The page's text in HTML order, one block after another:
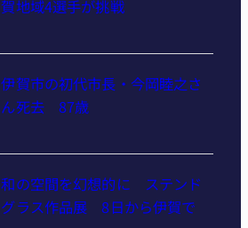
賀地域4選手が挑戦
伊賀市の初代市長・今岡睦之さ
ん死去 87歳
和の空間を幻想的に ステンド
グラス作品展 8日から伊賀で